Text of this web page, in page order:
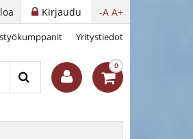
-A A+
Kirjaudu
Yritystiedot
0